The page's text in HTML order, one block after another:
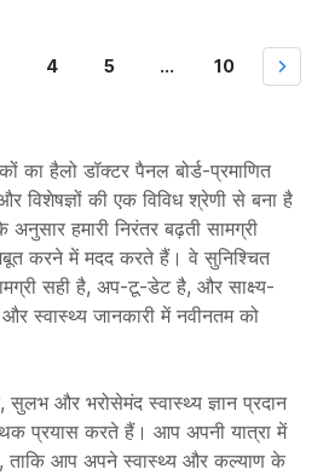
4 5 ... 10
का हैलो डॉक्टर पैनल बोर्ड-प्रमाणित
विशेषज्ञों की एक विविध श्रेणी से बना है
हमारी निरंतर बढ़ती सामग्री
करने में मदद करते हैं। वे सुनिश्चित
सही है, अप-टू-डेट है, और साक्ष्य-
स्वास्थ्य जानकारी में नवीनतम को
सुलभ और भरोसेमंद स्वास्थ्य ज्ञान प्रदान
प्रयास करते हैं। आप अपनी यात्रा में
ताकि आप अपने स्वास्थ्य और कल्याण के